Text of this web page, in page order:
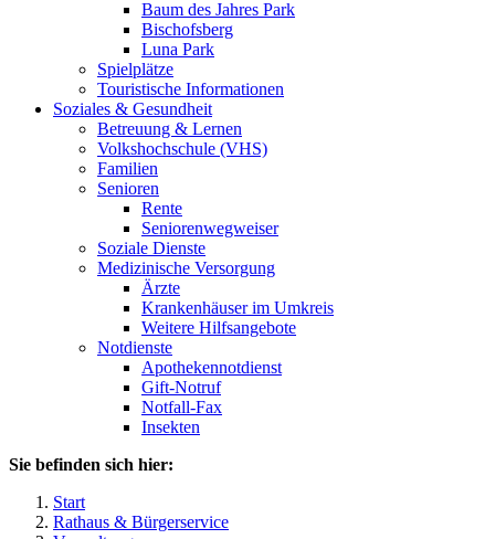
Baum des Jahres Park
Bischofsberg
Luna Park
Spielplätze
Touristische Informationen
Soziales & Gesundheit
Betreuung & Lernen
Volkshochschule (VHS)
Familien
Senioren
Rente
Seniorenwegweiser
Soziale Dienste
Medizinische Versorgung
Ärzte
Krankenhäuser im Umkreis
Weitere Hilfsangebote
Notdienste
Apothekennotdienst
Gift-Notruf
Notfall-Fax
Insekten
Sie befinden sich hier:
Start
Rathaus & Bürgerservice